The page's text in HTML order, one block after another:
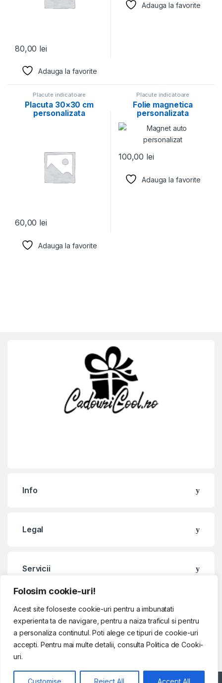
Folosim cookie-uri!
Acest site foloseste cookie-uri pentru a imbunatati
experienta ta de navigare, pentru a naiza traficul si pentru
a personaliza continutul. Poti alege ce tipuri de cookie-uri
accepti. Pentru mai multe detalii, consulta Politica de Cooki-
uri.
Customise Reject All Accept All
80,00 lei
Adauga la favorite
Adauga la favorite
Placute indicatoare
Placuta 30×30 cm
personalizata
60,00 lei
Adauga la favorite
Placute indicatoare
Folie magnetica
personalizata
100,00 lei
Adauga la favorite
Info
Legal
Servicii
Contact & Program